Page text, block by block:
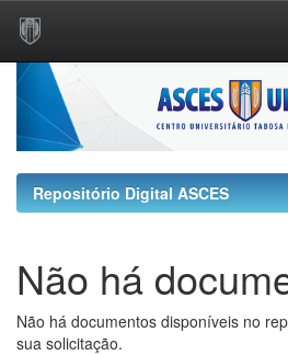
Skip
navigation
Repositório Digital ASCES
Não há
Não há documentos disponíveis no
sua solicitação.